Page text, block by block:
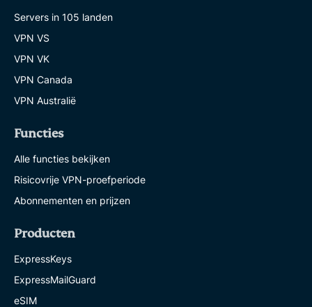
Servers in 105 landen
VPN VS
VPN VK
VPN Canada
VPN Australië
Functies
Alle functies bekijken
Risicovrije VPN-proefperiode
Abonnementen en prijzen
Producten
ExpressKeys
ExpressMailGuard
eSIM